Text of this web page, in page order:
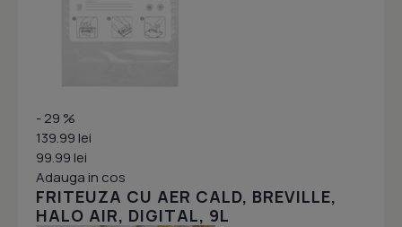
- 29 %
139.99 lei
99.99 lei
Adauga in cos
FRITEUZA CU AER CALD, BREVILLE,
HALO AIR, DIGITAL, 9L